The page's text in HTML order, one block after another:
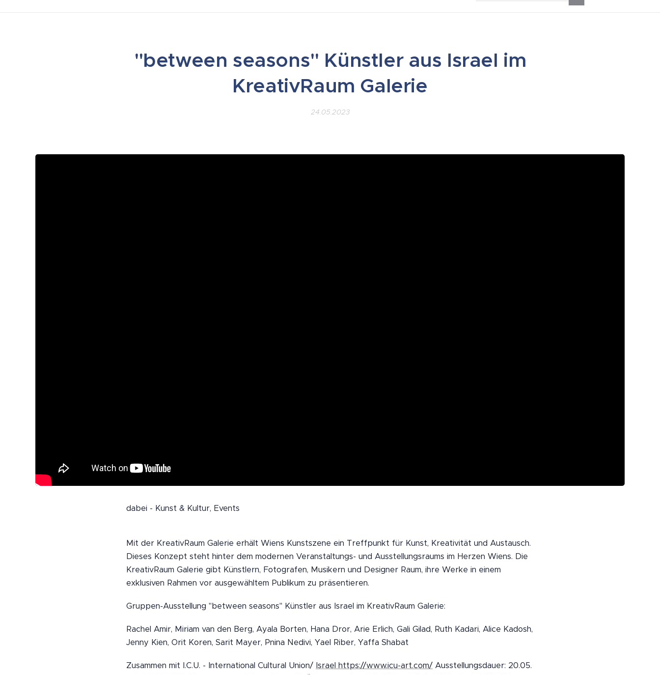
"between seasons" Künstler aus Israel im
KreativRaum Galerie
24.05.2023
dabei - Kunst & Kultur, Events
Mit der KreativRaum Galerie erhält Wiens Kunstszene ein Treffpunkt für Kunst, Kreativität und Austausch.
Dieses Konzept steht hinter dem modernen Veranstaltungs- und Ausstellungsraums im Herzen Wiens. Die
KreativRaum Galerie gibt Künstlern, Fotografen, Musikern und Designer Raum, ihre Werke in einem
exklusiven Rahmen vor ausgewähltem Publikum zu präsentieren.
Gruppen-Ausstellung "between seasons" Künstler aus Israel im KreativRaum Galerie:
Rachel Amir, Miriam van den Berg, Ayala Borten, Hana Dror, Arie Erlich, Gali Gilad, Ruth Kadari, Alice Kadosh,
Jenny Kien, Orit Koren, Sarit Mayer, Pnina Nedivi, Yael Riber, Yaffa Shabat
Zusammen mit I.C.U. - International Cultural Union/ Israel https://www.icu-art.com/ Ausstellungsdauer: 20.05.